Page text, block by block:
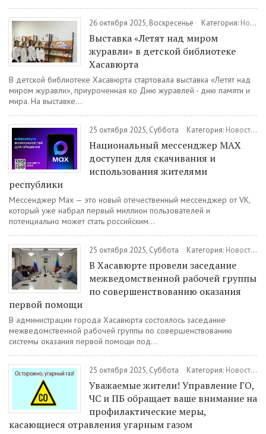
26 октября 2025, Воскресенье Категория: Новости
Выставка «Летят над миром
журавли» в детской библиотеке
Хасавюрта
В детской библиотеке Хасавюрта стартовала выставка «Летят над
миром журавли», приуроченная ко Дню журавлей - дню памяти и
мира. На выставке...
25 октября 2025, Суббота Категория: Новости /
Национальный мессенджер МАХ
доступен для скачивания и
использования жителями
республики
Мессенджер Max — это новый отечественный мессенджер от VK,
который уже набрал первый миллион пользователей и
потенциально может стать российским...
25 октября 2025, Суббота Категория: Новости /
В Хасавюрте провели заседание
межведомственной рабочей группы
по совершенствованию оказания
первой помощи
В администрации города Хасавюрта состоялось заседание
межведомственной рабочей группы по совершенствованию
системы оказания первой помощи под...
25 октября 2025, Суббота Категория: Новости /
Уважаемые жители! Управление ГО,
ЧС и ПБ обращает ваше внимание на
профилактические меры,
касающиеся отравления угарным газом